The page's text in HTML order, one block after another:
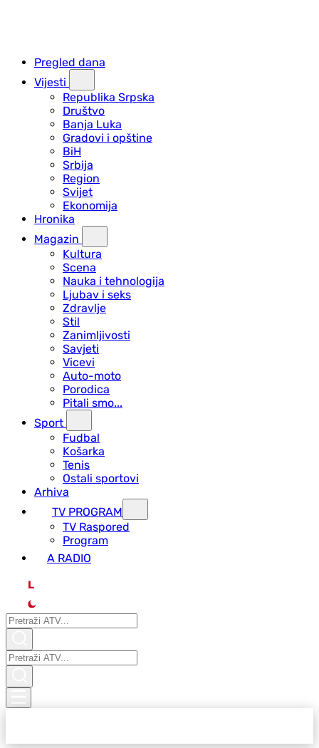
Pregled dana
Vijesti
Republika Srpska
Društvo
Banja Luka
Gradovi i opštine
BiH
Srbija
Region
Svijet
Ekonomija
Hronika
Magazin
Kultura
Scena
Nauka i tehnologija
Ljubav i seks
Zdravlje
Stil
Zanimljivosti
Savjeti
Vicevi
Auto-moto
Porodica
Pitali smo...
Sport
Fudbal
Košarka
Tenis
Ostali sportovi
Arhiva
TV PROGRAM
ТV Raspored
Program
A RADIO
L